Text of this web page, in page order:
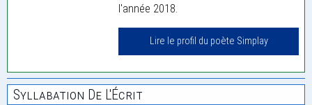
l'année 2018.
Lire le profil du poète Simplay
Syllabation De L'Écrit